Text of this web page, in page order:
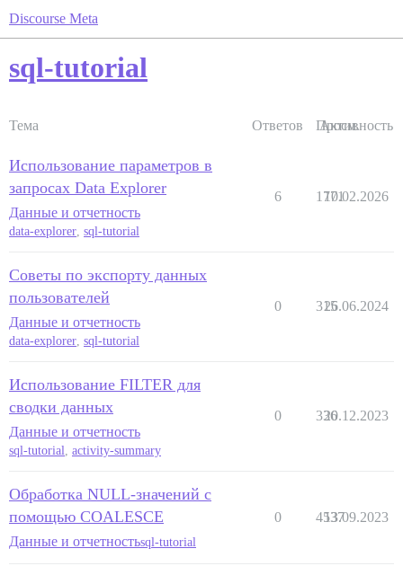
Discourse Meta
sql-tutorial
Тема Ответов Просм.
Активность
Использование параметров в
запросах Data Explorer
Данные и отчетность
data-explorer, sql-tutorial
6 1771
10.02.2026
Советы по экспорту данных
пользователей
Данные и отчетность
data-explorer, sql-tutorial
0 315
26.06.2024
Использование FILTER для
сводки данных
Данные и отчетность
sql-tutorial, activity-summary
0 336
20.12.2023
Обработка NULL-значений с
помощью COALESCE
Данные и отчетностьsql-tutorial
0 4537
13.09.2023